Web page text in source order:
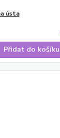
ústa
Přidat do košíku